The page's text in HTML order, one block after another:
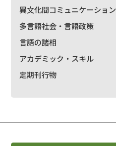
異文化間コミュニケーション
多言語社会・言語政策
言語の諸相
アカデミック・スキル
定期刊行物